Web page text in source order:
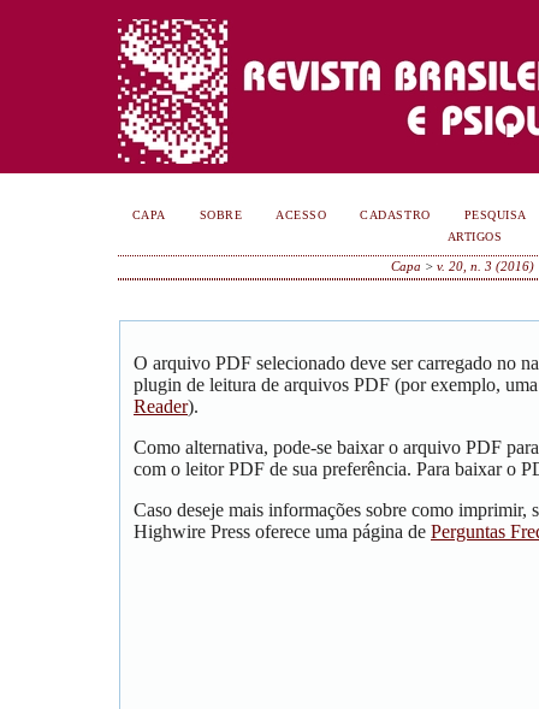
CAPA SOBRE ACESSO CADASTRO
PESQUISA
ARTIGOS
Capa > v. 20, n. 3 (2016)
O arquivo PDF selecionado deve ser carregado no
plugin de leitura de arquivos PDF (por exemplo,
Reader).
Como alternativa, pode-se baixar o arquivo PDF
com o leitor PDF de sua preferência. Para baixar o
Caso deseje mais informações sobre como imprimir,
Highwire Press oferece uma página de Perguntas